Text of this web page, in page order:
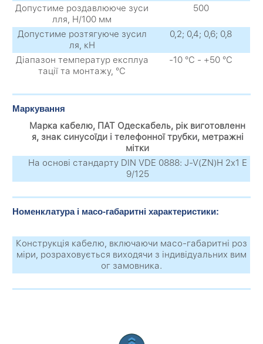
Допустиме роздавлююче зуси
лля, Н/100 мм
500
Допустиме розтягуюче зусил
ля, кН
0,2; 0,4; 0,6; 0,8
Діапазон температур експлуа
тації та монтажу, °С
-10 °С - +50 °С
Маркування
Марка кабелю, ПАТ Одескабель, рік виготовленн
я, знак синусоїди і телефонної трубки, метражні
мітки
На основі стандарту DIN VDE 0888: J-V(ZN)Н 2х1 Е
9/125
Номенклатура і масо-габаритні характеристики:
Конструкція кабелю, включаючи масо-габаритні роз
міри, розраховується виходячи з індивідуальних вим
ог замовника.